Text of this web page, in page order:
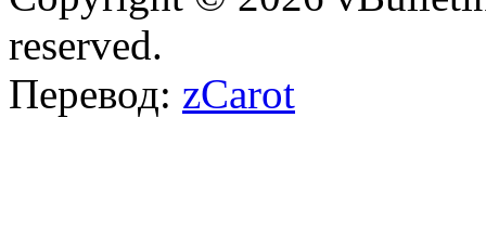
reserved.
Перевод: zCarot